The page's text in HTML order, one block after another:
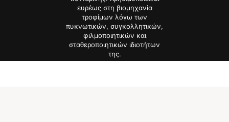
ευρέως στη βιομηχανία
τροφίμων λόγω των
πυκνωτικών, συγκολλητικών,
φιλμοποιητικών και
σταθεροποιητικών ιδιοτήτων
της.